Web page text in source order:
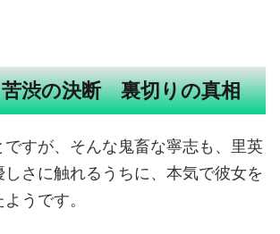
渋の決断 裏切りの真相
すが、そんな鬼畜な寧志も、里英
さに触れるうちに、本気で彼女を
うです。